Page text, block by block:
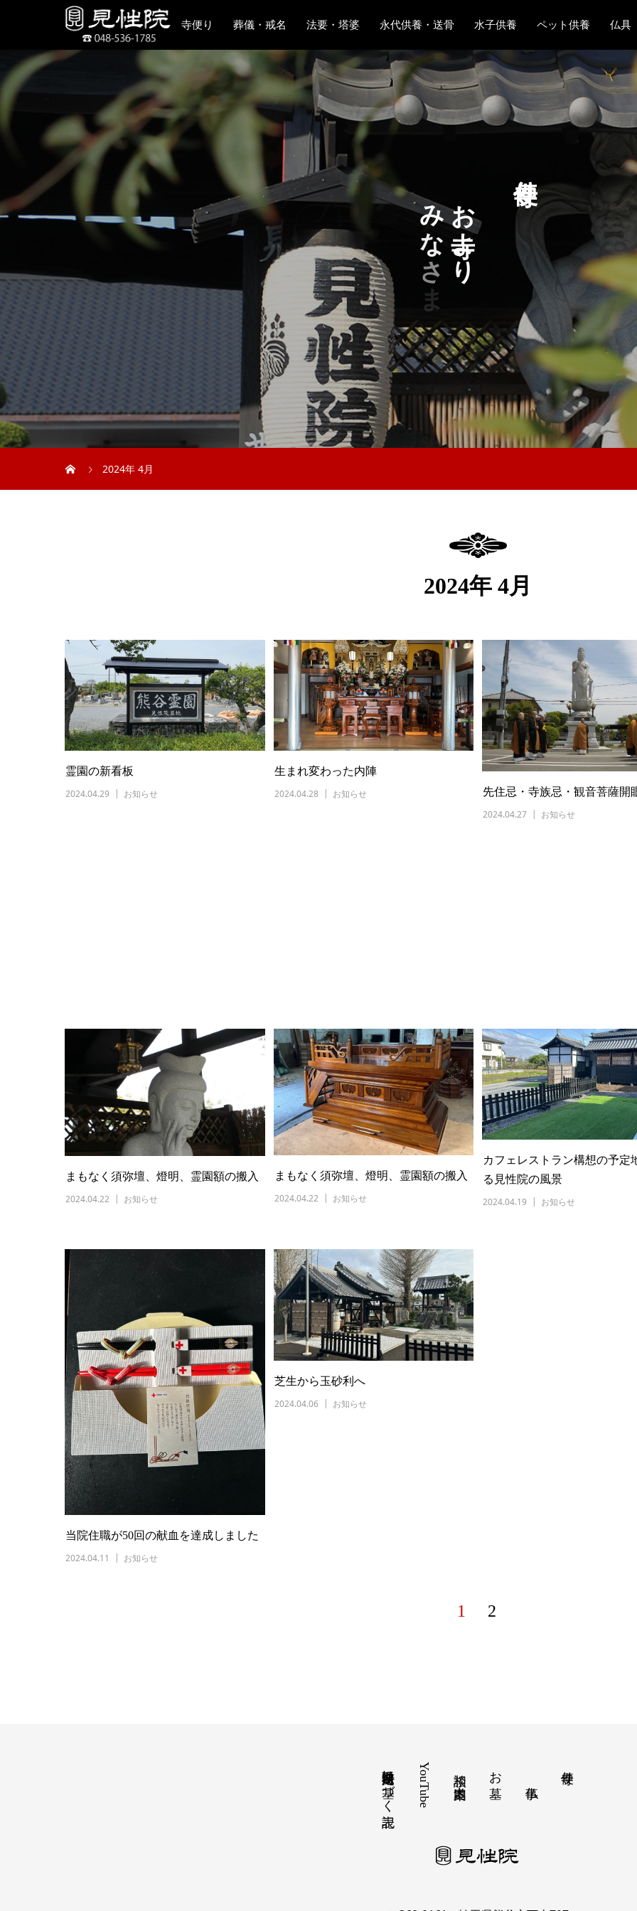
寺便り 葬儀・戒名 法要・塔婆 永代供養・送骨 水子供養 ペット供養 仏具
り
お
よ
り
み
な
さ
ま
へ
2024年 4月
2024年 4月
霊園の新看板
2024.04.29
お知らせ
生まれ変わった内陣
2024.04.28
お知らせ
先住忌・寺族忌・観音菩薩開
2024.04.27
お知らせ
まもなく須弥壇、燈明、霊園額の搬入
2024.04.22
お知らせ
まもなく須弥壇、燈明、霊園額の搬入
2024.04.22
お知らせ
カフェレストラン構想の予定
る見性院の風景
2024.04.19
お知らせ
当院住職が50回の献血を達成しました
2024.04.11
お知らせ
芝生から玉砂利へ
2024.04.06
お知らせ
1 2
寺便り
お墓
YouTube
特定商取引法に基づく表記